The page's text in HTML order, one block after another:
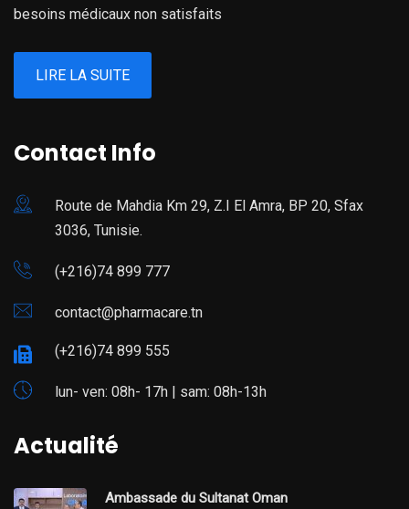
besoins médicaux non satisfaits
LIRE LA SUITE
Contact Info
Route de Mahdia Km 29, Z.I El Amra, BP 20, Sfax
3036, Tunisie.
(+216)74 899 777
contact@pharmacare.tn
(+216)74 899 555
lun- ven: 08h- 17h | sam: 08h-13h
Actualité
Ambassade du Sultanat Oman